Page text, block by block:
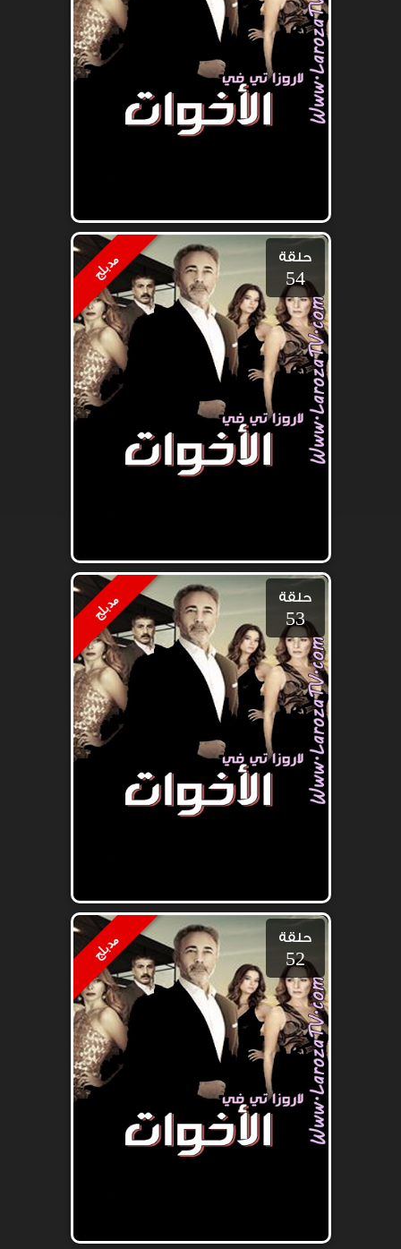
مدبلج حلقة
54
مدبلج حلقة
53
مدبلج حلقة
52